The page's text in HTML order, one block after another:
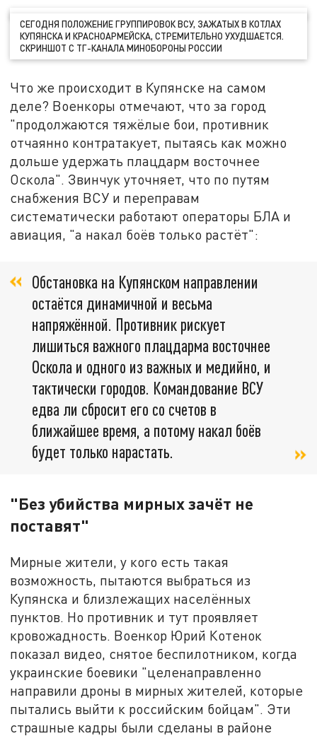
СЕГОДНЯ ПОЛОЖЕНИЕ ГРУППИРОВОК ВСУ, ЗАЖАТЫХ В КОТЛАХ
КУПЯНСКА И КРАСНОАРМЕЙСКА, СТРЕМИТЕЛЬНО УХУДШАЕТСЯ.
СКРИНШОТ С ТГ-КАНАЛА МИНОБОРОНЫ РОССИИ
Что же происходит в Купянске на самом
деле? Военкоры отмечают, что за город
"продолжаются тяжёлые бои, противник
отчаянно контратакует, пытаясь как можно
дольше удержать плацдарм восточнее
Оскола". Звинчук уточняет, что по путям
снабжения ВСУ и переправам
систематически работают операторы БЛА и
авиация, "а накал боёв только растёт":
Обстановка на Купянском направлении
остаётся динамичной и весьма
напряжённой. Противник рискует
лишиться важного плацдарма восточнее
Оскола и одного из важных и медийно, и
тактически городов. Командование ВСУ
едва ли сбросит его со счетов в
ближайшее время, а потому накал боёв
будет только нарастать.
"Без убийства мирных зачёт не
поставят"
Мирные жители, у кого есть такая
возможность, пытаются выбраться из
Купянска и близлежащих населённых
пунктов. Но противник и тут проявляет
кровожадность. Военкор Юрий Котенок
показал видео, снятое беспилотником, когда
украинские боевики "целенаправленно
направили дроны в мирных жителей, которые
пытались выйти к российским бойцам". Эти
страшные кадры были сделаны в районе